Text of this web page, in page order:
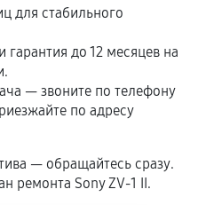
гарантийного
это не указано в
куплены
для стабильного
до 12 месяцев на
— звоните по телефону
по адресу
— обращайтесь сразу.
ремонта Sony ZV-1 II.